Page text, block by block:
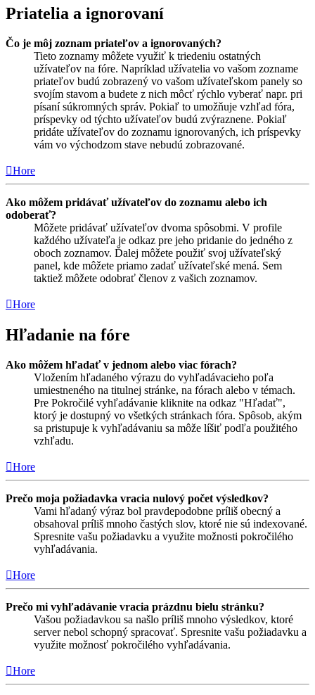
Priatelia a ignorovaní
Čo je môj zoznam priateľov a ignorovaných?
Tieto zoznamy môžete využiť k triedeniu ostatných
užívateľov na fóre. Napríklad užívatelia vo vašom zozname
priateľov budú zobrazený vo vašom užívateľskom panely so
svojím stavom a budete z nich môcť rýchlo vyberať napr. pri
písaní súkromných správ. Pokiaľ to umožňuje vzhľad fóra,
príspevky od týchto užívateľov budú zvýraznene. Pokiaľ
pridáte užívateľov do zoznamu ignorovaných, ich príspevky
vám vo východzom stave nebudú zobrazované.
Hore
Ako môžem pridávať užívateľov do zoznamu alebo ich
odoberať?
Môžete pridávať užívateľov dvoma spôsobmi. V profile
každého užívateľa je odkaz pre jeho pridanie do jedného z
oboch zoznamov. Ďalej môžete použiť svoj užívateľský
panel, kde môžete priamo zadať užívateľské mená. Sem
taktiež môžete odobrať členov z vašich zoznamov.
Hore
Hľadanie na fóre
Ako môžem hľadať v jednom alebo viac fórach?
Vložením hľadaného výrazu do vyhľadávacieho poľa
umiestneného na titulnej stránke, na fórach alebo v témach.
Pre Pokročilé vyhľadávanie kliknite na odkaz "Hľadať",
ktorý je dostupný vo všetkých stránkach fóra. Spôsob, akým
sa pristupuje k vyhľadávaniu sa môže líšiť podľa použitého
vzhľadu.
Hore
Prečo moja požiadavka vracia nulový počet výsledkov?
Vami hľadaný výraz bol pravdepodobne príliš obecný a
obsahoval príliš mnoho častých slov, ktoré nie sú indexované.
Spresnite vašu požiadavku a využite možnosti pokročilého
vyhľadávania.
Hore
Prečo mi vyhľadávanie vracia prázdnu bielu stránku?
Vašou požiadavkou sa našlo príliš mnoho výsledkov, ktoré
server nebol schopný spracovať. Spresnite vašu požiadavku a
využite možnosť pokročilého vyhľadávania.
Hore